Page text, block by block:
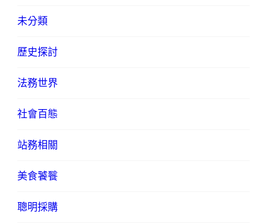
未分類
歷史探討
法務世界
社會百態
站務相關
美食饕餮
聰明採購